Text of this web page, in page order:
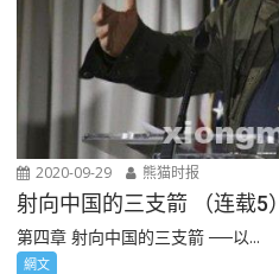
2020-09-29 熊猫时报
射向中国的三支箭 （连载5）
第四章 射向中国的三支箭 ──以...
網文